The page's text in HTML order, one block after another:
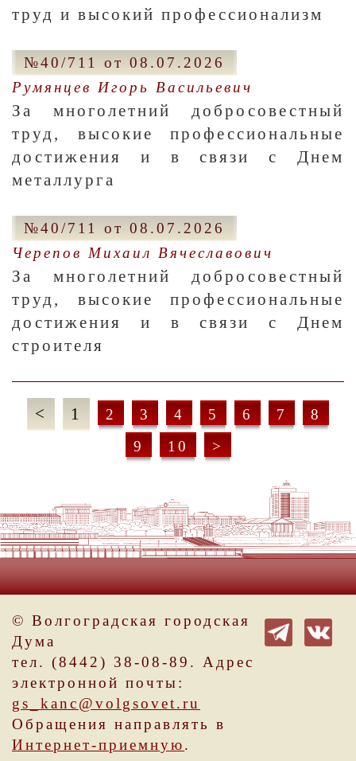
труд и высокий профессионализм
№40/711 от 08.07.2026
Румянцев Игорь Васильевич
За многолетний добросовестный
труд, высокие профессиональные
достижения и в связи с Днем
металлурга
№40/711 от 08.07.2026
Черепов Михаил Вячеславович
За многолетний добросовестный
труд, высокие профессиональные
достижения и в связи с Днем
строителя
< 1 2 3 4 5 6 7
8
9
10 >
© Волгоградская городская
Дума
тел. (8442) 38-08-89. Адрес
электронной почты:
gs_kanc@volgsovet.ru
Обращения направлять в
Интернет-приемную.